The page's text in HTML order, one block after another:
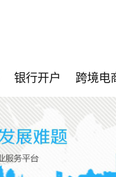
银行开户 跨境电